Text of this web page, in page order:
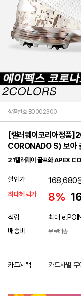
상품번호 B0002300
[캘러웨이코리아정품
CORONADO S) 보
21캘러웨이 골프화 APEX
할인가 168,680
최대혜택가
8%
적립 최대
배송비
무료배송
카드혜택 카드사별